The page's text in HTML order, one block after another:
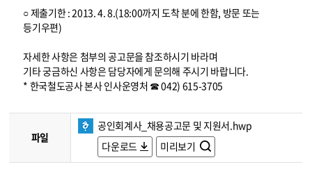
○ 제출기한 : 2013. 4. 8.(18:00까지 도착 분에 한함, 방문 또는
등기우편)
자세한 사항은 첨부의 공고문을 참조하시기 바라며
기타 궁금하신 사항은 담당자에게 문의해 주시기 바랍니다.
* 한국철도공사 본사 인사운영처 ☎ 042) 615-3705
파일
공인회계사_채용공고문 및 지원서.hwp
다운로드
미리보기